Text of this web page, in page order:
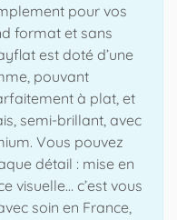
pour vos
format et sans
est doté d’une
pouvant
à plat, et
semi-brillant, avec
Vous pouvez
détail : mise en
visuelle… c’est vous
soin en France,